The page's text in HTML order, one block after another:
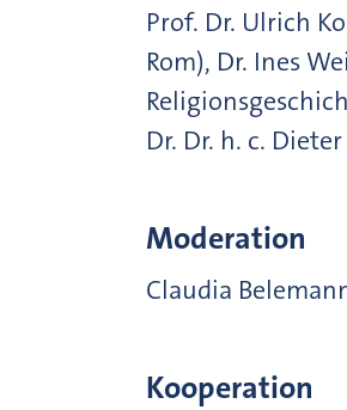
Prof. Dr. Ulrich
Rom), Dr. Ines
Dr. Dr. h. c.
Moderation
Claudia
Kooperation